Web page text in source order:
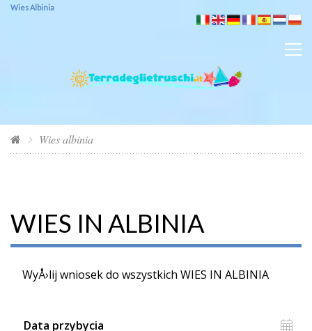
Wies Albinia
Wies albinia
WIES IN ALBINIA
WyÅ›lij wniosek do wszystkich WIES IN ALBINIA